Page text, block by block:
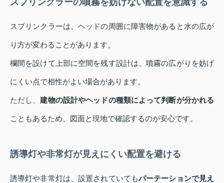
スプリンクラーは、ヘッドの周囲に障害物があると水の広が
り方が変わることがあります。
欄間を設けて上部に空間を残す設計は、噴霧の広がりを妨げ
にくい点で相性がよい場合があります。
ただし、建物の設計やヘッドの種類によって判断が分かれる
こともあるため、図面と現地で確認するのが安心です。
誘導灯や非常灯が見えにくい配置を避ける
誘導灯や非常灯は、設置されていてもパーテーションで見え